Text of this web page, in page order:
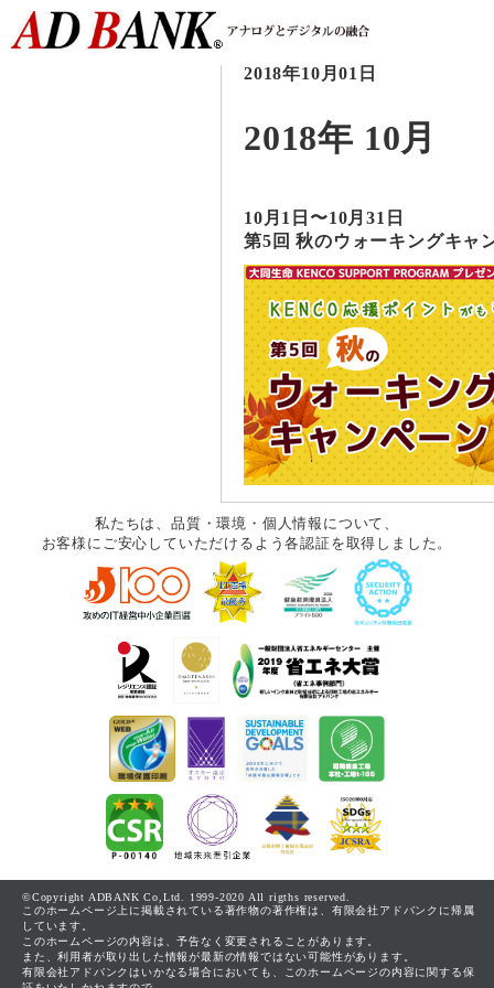
2018年10月01日
2018年 10月
10月1日〜10月31日
第5回 秋のウォーキングキャ
私たちは、品質・環境・個人情報について、
お客様にご安心していただけるよう各認証を取得しました。
©Copyright ADBANK Co,Ltd. 1999-2020 All rigths reserved.
このホームページ上に掲載されている著作物の著作権は、有限会社アドバンクに帰属
しています。
このホームページの内容は、予告なく変更されることがあります。
また、利用者が取り出した情報が最新の情報ではない可能性があります。
有限会社アドバンクはいかなる場合においても、このホームページの内容に関する保